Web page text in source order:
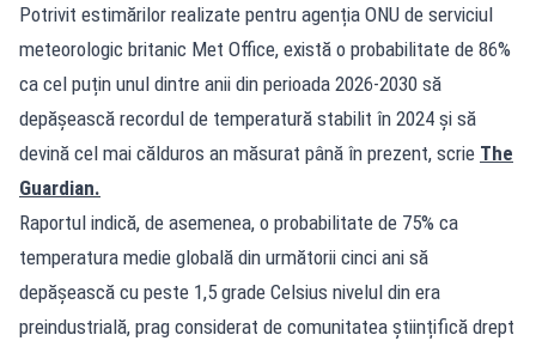
Potrivit estimărilor realizate pentru agenția ONU de serviciul
meteorologic britanic Met Office, există o probabilitate de 86%
ca cel puțin unul dintre anii din perioada 2026-2030 să
depășească recordul de temperatură stabilit în 2024 și să
devină cel mai călduros an măsurat până în prezent, scrie The
Guardian.
Raportul indică, de asemenea, o probabilitate de 75% ca
temperatura medie globală din următorii cinci ani să
depășească cu peste 1,5 grade Celsius nivelul din era
preindustrială, prag considerat de comunitatea științifică drept